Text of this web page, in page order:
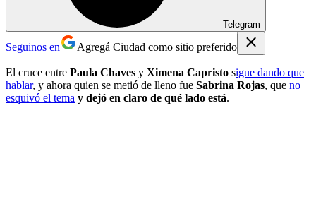
Telegram
Seguinos en Agregá Ciudad como sitio preferido
El cruce entre Paula Chaves y Ximena Capristo sigue dando que
hablar, y ahora quien se metió de lleno fue Sabrina Rojas, que no
esquivó el tema y dejó en claro de qué lado está.